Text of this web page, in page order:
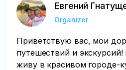
Евгений
Organizer
Приветствую вас, мои
путешествий и
живу в красивом городе-